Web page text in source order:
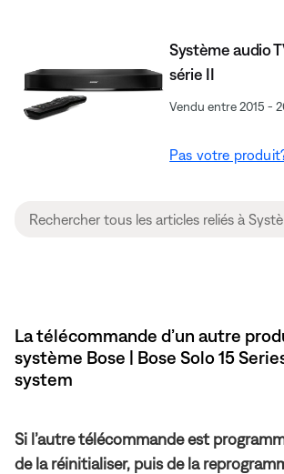
Système audio
série II
Vendu entre 2015 -
Pas votre
La télécommande d’un autre
système Bose | Bose Solo 15
system
Si l’autre télécommande est
de la réinitialiser, puis de la